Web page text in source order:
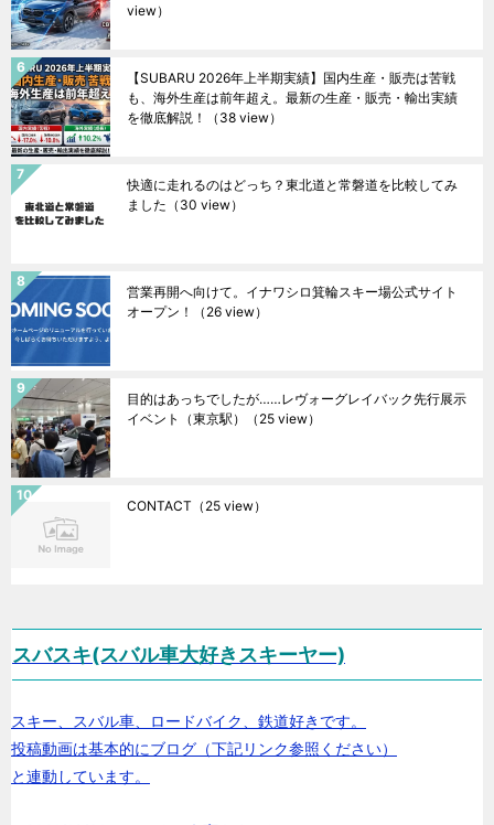
view）
【SUBARU 2026年上半期実績】国内生産・販売は苦戦
も、海外生産は前年超え。最新の生産・販売・輸出実績
を徹底解説！
（38 view）
快適に走れるのはどっち？東北道と常磐道を比較してみ
ました （30 view）
営業再開へ向けて。イナワシロ箕輪スキー場公式サイト
オープン！
（26 view）
目的はあっちでしたが……レヴォーグレイバック先行展示
イベント（東京駅）
（25 view）
CONTACT （25 view）
スバスキ(スバル車大好きスキーヤー)
スキー、スバル車、ロードバイク、鉄道好きです。
投稿動画は基本的にブログ（下記リンク参照ください）
と連動しています。